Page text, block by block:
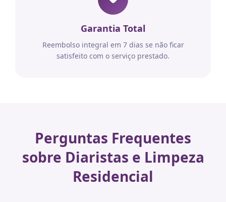
Garantia Total
Reembolso integral em 7 dias se não ficar
satisfeito com o serviço prestado.
Perguntas Frequentes
sobre Diaristas e Limpeza
Residencial